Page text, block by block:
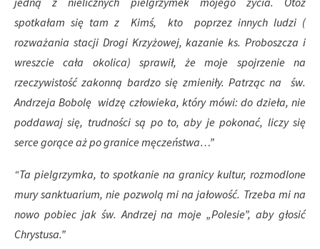
spotkałam się tam z Kimś, kto poprzez innych ludzi (
rozważania stacji Drogi Krzyżowej, kazanie ks. Proboszcza i
wreszcie cała okolica) sprawił, że moje spojrzenie na
rzeczywistość zakonną bardzo się zmieniły. Patrząc na św.
Andrzeja Bobolę widzę człowieka, który mówi: do dzieła, nie
poddawaj się, trudności są po to, aby je pokonać, liczy się
serce gorące aż po granice męczeństwa…”
“Ta pielgrzymka, to spotkanie na granicy kultur, rozmodlone
mury sanktuarium, nie pozwolą mi na jałowość. Trzeba mi na
nowo pobiec jak św. Andrzej na moje „Polesie”, aby głosić
Chrystusa.”